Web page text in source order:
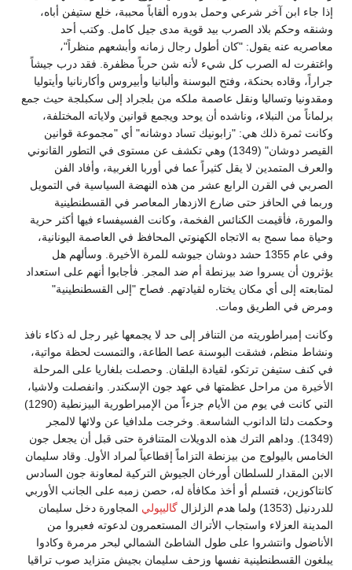
إذا جاء ابن آخر شرعي وحمل بدوره ألقاباً محببة، خلع ستيفن أباه،
وشنقه وحكم بلاد الصرب بيد قوية مدى جيل كامل. وكتب أحد
معاصريه عنه يقول: "كان أطول رجال زمانه وأبشعهم منظراً"،
واغتفرت له الصرب كل شيء لأنه شن حرباً مظفرة. فقد درب جيشاً
جراراً، وقاده بحنكة، وفتح البوسنة وألبانيا وأبيروس وأكارنانيا وأيتوليا
ومقدونيا وتساليا ونقل عاصمة ملكه من بلجراد إلى سكبلجة حيث جمع
برلماناً من النبلاء، وناشده أن يوحد ويجمع قوانين ولاياته المختلفة،
وكانت ثمرة ذلك هي: "زابونيك تساد دوشانه" أي "مجموعة قوانين
القيصر دوشان" (1349) وهي تكشف عن مستوى في التطور القانوني
والعرف المتمدين لا يقل كثيراً عما في أوربا الغربية، وأفاد الفن
الصربي في القرن الرابع عشر من هذه النهضة السياسية في التمويل
وربما في الحافز حتى ضارع الازدهار المعاصر في القسطنطينية
والمورة، فأقيمت الكنائس الفخمة، وكانت الفسيفساء فيها أكثر حرية
وحياة مما سمح به الاتجاه الكهنوتي المحافظ في العاصمة اليونانية،
وفي عام 1355 حشد دوشان جيوشه للمرة الأخيرة. وسألهم هل
يؤثرون أن يسروا ضد بيزنطة أم ضد المجر. فأجابوا أنهم على استعداد
لمتابعته إلى أي مكان يختاره لقيادتهم. فصاح "إلى القسطنطينية"
ومرض في الطريق ومات.
وكانت إمبراطوريته من التنافر إلى حد لا يجمعها غير رجل له ذكاء نافذ
ونشاط منظم، فشقت البوسنة عصا الطاعة، والتمست لحظة مواتية،
في كنف ستيفن ترتكو، لقيادة البلقان. وحصلت بلغاريا على المرحلة
الأخيرة من مراحل عظمتها في عهد جون الإسكندر. وانفصلت ولاشيا،
التي كانت في يوم من الأيام جزءاً من الإمبراطورية البيزنطية (1290)
وحكمت دلتا الدانوب الشاسعة. وخرجت ملدافيا عن ولائها لالمجر
(1349). وداهم الترك هذه الدويلات المتنافرة حتى قبل أن يجعل جون
الخامس باليولوج من بيزنطة التزاماً إقطاعياً لمراد الأول. وقاد سليمان
الابن المقدار للسلطان أورخان الجيوش التركية لمعاونة جون السادس
كانتاكوزين، فتسلم أو أخذ مكافأة له، حصن زمبه على الجانب الأوربي
للدردنيل (1353) ولما هدم الزلزال
گاليپولي المجاورة دخل سليمان
المدينة العزلاء واستجاب الأتراك المستعمرون لدعوته فعبروا من
الأناضول وانتشروا على طول الشاطئ الشمالي لبحر مرمرة وكادوا
يبلغون القسطنطينية نفسها وزحف سليمان بجيش متزايد صوب تراقيا